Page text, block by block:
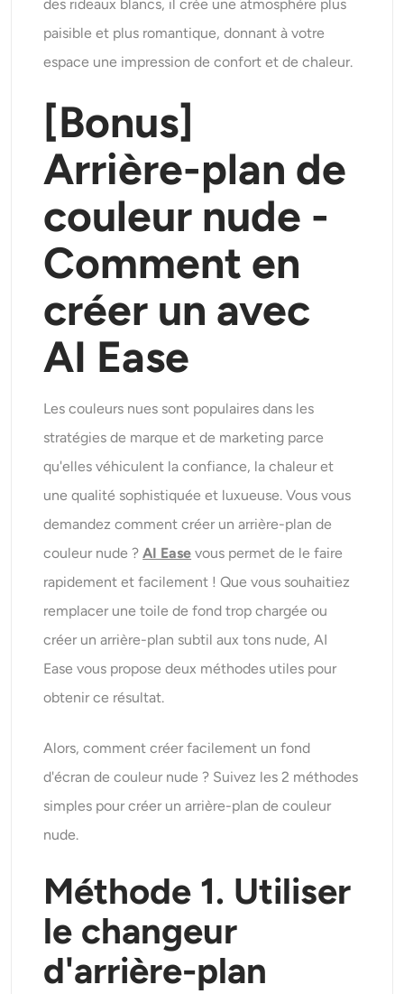
des rideaux blancs, il crée une atmosphère plus
paisible et plus romantique, donnant à votre
espace une impression de confort et de chaleur.
[Bonus]
Arrière-plan de
couleur nude -
Comment en
créer un avec
AI Ease
Les couleurs nues sont populaires dans les
stratégies de marque et de marketing parce
qu'elles véhiculent la confiance, la chaleur et
une qualité sophistiquée et luxueuse. Vous vous
demandez comment créer un arrière-plan de
couleur nude ?AI Ease vous permet de le faire
rapidement et facilement ! Que vous souhaitiez
remplacer une toile de fond trop chargée ou
créer un arrière-plan subtil aux tons nude, AI
Ease vous propose deux méthodes utiles pour
obtenir ce résultat.
Alors, comment créer facilement un fond
d'écran de couleur nude ? Suivez les 2 méthodes
simples pour créer un arrière-plan de couleur
nude.
Méthode 1. Utiliser
le changeur
d'arrière-plan